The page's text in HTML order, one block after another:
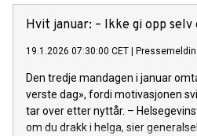
Hvit januar: – Ikke gi opp selv
19.1.2026 07:30:00 CET |
Den tredje mandagen i januar
verste dag», fordi motivasjonen
tar over etter nyttår. –
om du drakk i helga, sier